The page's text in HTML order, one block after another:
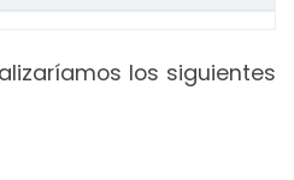
los siguientes